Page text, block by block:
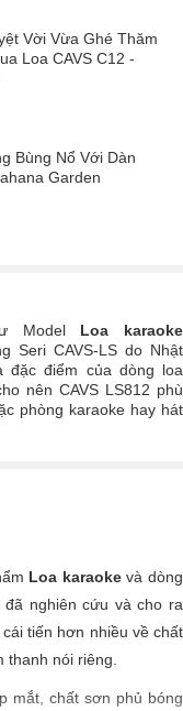
Vời Vừa Ghé Thăm
Loa CAVS C12 -
Bùng Nổ Với Dàn
Garden
Model Loa karaoke
Seri CAVS-LS do Nhật
điểm của dòng loa
nên CAVS LS812 phù
phòng karaoke hay hát
Loa karaokevà dòng
đã nghiên cứu và cho ra
tiến hơn nhiều về chất
nói riêng.
mắt, chất sơn phủ bóng